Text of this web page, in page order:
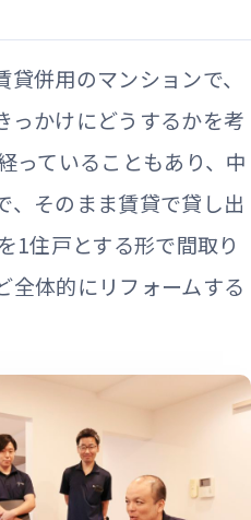
併用のマンションで、
っかけにどうするかを考
っていることもあり、中
、そのまま賃貸で貸し出
1住戸とする形で間取り
全体的にリフォームする